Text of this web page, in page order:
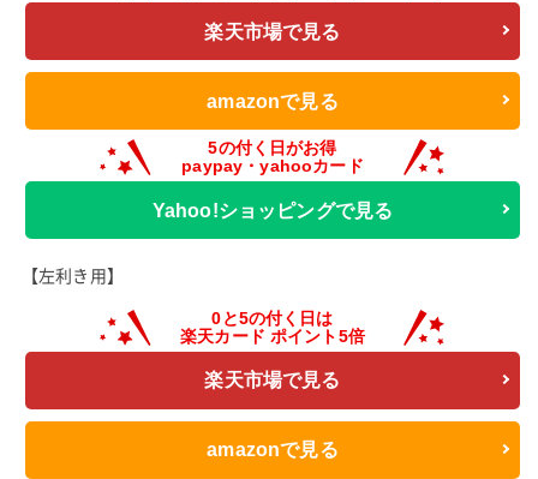
楽天市場で見る
amazonで見る
Yahoo!ショッピングで見る
【左利き用】
楽天市場で見る
amazonで見る